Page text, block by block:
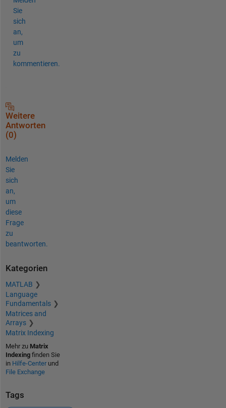
Sie
sich
an,
um
zu
kommentieren.
Weitere
Antworten
(0)
Melden
Sie
sich
an,
um
diese
Frage
zu
beantworten.
Kategorien
MATLAB
Language
Fundamentals
Matrices and
Arrays
Matrix Indexing
Mehr zu Matrix
Indexingfinden Sie
in Hilfe-Centerund
File Exchange
Tags